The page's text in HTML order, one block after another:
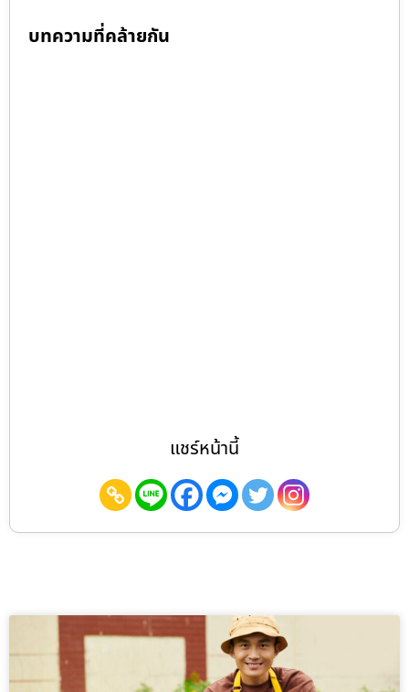
บทความที่คล้ายกัน
แชร์หน้านี้